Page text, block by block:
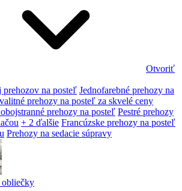
Otvoriť
prehozov na posteľ Jednofarebné prehozy na
prehozy na posteľ za skvelé ceny
prehozy na posteľ Pestré prehozy
+ 2 ďalšie Francúzske prehozy na posteľ
Prehozy na sedacie súpravy
obliečky